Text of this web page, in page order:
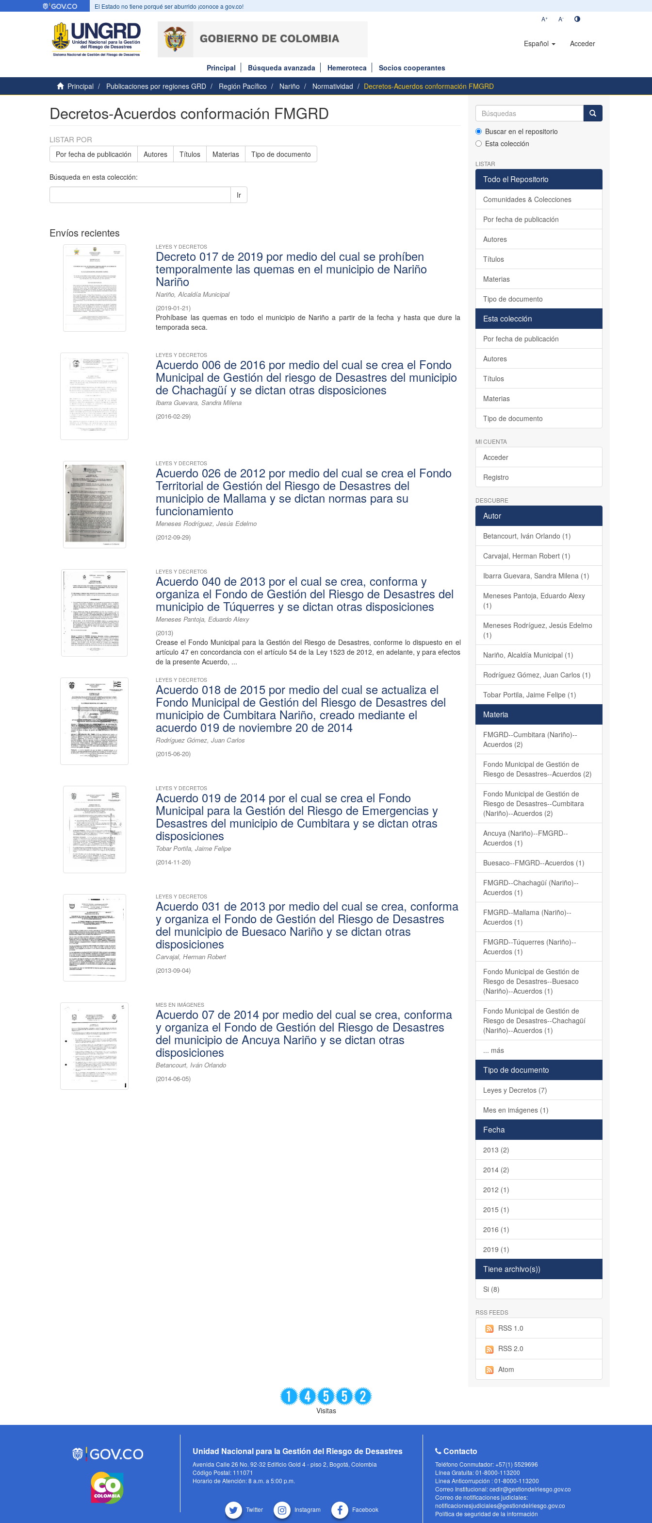
El Estado no tiene porqué ser aburrido ¡conoce a gov.co!
A+ A-
Español Acceder
Principal Búsqueda avanzada Hemeroteca
Socios cooperantes
Principal
Publicaciones por regiones GRD Región Pacífico Nariño Normatividad Decretos-Acuerdos conformación FMGRD
Decretos-Acuerdos conformación FMGRD
LISTAR POR
Por fecha de publicación Autores Títulos Materias Tipo de documento
Búsqueda en esta colección:
Ir
Envíos recientes
LEYES Y DECRETOS
Decreto 017 de 2019 por medio del cual se prohíben
temporalmente las quemas en el municipio de Nariño
Nariño
Nariño, Alcaldía Municipal
(2019-01-21)
Prohíbase las quemas en todo el municipio de Nariño a partir de la fecha y hasta que dure la
temporada seca.
LEYES Y DECRETOS
Acuerdo 006 de 2016 por medio del cual se crea el Fondo
Municipal de Gestión del riesgo de Desastres del municipio
de Chachagüí y se dictan otras disposiciones
Ibarra Guevara, Sandra Milena
(2016-02-29)
LEYES Y DECRETOS
Acuerdo 026 de 2012 por medio del cual se crea el Fondo
Territorial de Gestión del Riesgo de Desastres del
municipio de Mallama y se dictan normas para su
funcionamiento
Meneses Rodríguez, Jesús Edelmo
(2012-09-29)
LEYES Y DECRETOS
Acuerdo 040 de 2013 por el cual se crea, conforma y
organiza el Fondo de Gestión del Riesgo de Desastres del
municipio de Túquerres y se dictan otras disposiciones
Meneses Pantoja, Eduardo Alexy
(2013)
Crease el Fondo Municipal para la Gestión del Riesgo de Desastres, conforme lo dispuesto en el
artículo 47 en concordancia con el artículo 54 de la Ley 1523 de 2012, en adelante, y para efectos
de la presente Acuerdo, ...
LEYES Y DECRETOS
Acuerdo 018 de 2015 por medio del cual se actualiza el
Fondo Municipal de Gestión del Riesgo de Desastres del
municipio de Cumbitara Nariño, creado mediante el
acuerdo 019 de noviembre 20 de 2014
Rodríguez Gómez, Juan Carlos
(2015-06-20)
LEYES Y DECRETOS
Acuerdo 019 de 2014 por el cual se crea el Fondo
Municipal para la Gestión del Riesgo de Emergencias y
Desastres del municipio de Cumbitara y se dictan otras
disposiciones
Tobar Portila, Jaime Felipe
(2014-11-20)
LEYES Y DECRETOS
Acuerdo 031 de 2013 por medio del cual se crea, conforma
y organiza el Fondo de Gestión del Riesgo de Desastres
del municipio de Buesaco Nariño y se dictan otras
disposiciones
Carvajal, Herman Robert
(2013-09-04)
MES EN IMÁGENES
Acuerdo 07 de 2014 por medio del cual se crea, conforma
y organiza el Fondo de Gestión del Riesgo de Desastres
del municipio de Ancuya Nariño y se dictan otras
disposiciones
Betancourt, Iván Orlando
(2014-06-05)
Buscar en el repositorio
Esta colección
LISTAR
Todo el Repositorio
Comunidades & Colecciones
Por fecha de publicación
Autores
Títulos
Materias
Tipo de documento
Esta colección
Por fecha de publicación
Autores
Títulos
Materias
Tipo de documento
MI CUENTA
Acceder
Registro
DESCUBRE
Autor
Betancourt, Iván Orlando (1)
Carvajal, Herman Robert (1)
Ibarra Guevara, Sandra Milena (1)
Meneses Pantoja, Eduardo Alexy
(1)
Meneses Rodríguez, Jesús Edelmo
(1)
Nariño, Alcaldía Municipal (1)
Rodríguez Gómez, Juan Carlos (1)
Tobar Portila, Jaime Felipe (1)
Materia
FMGRD--Cumbitara (Nariño)--
Acuerdos (2)
Fondo Municipal de Gestión de
Riesgo de Desastres--Acuerdos (2)
Fondo Municipal de Gestión de
Riesgo de Desastres--Cumbitara
(Nariño)--Acuerdos (2)
Ancuya (Nariño)--FMGRD--
Acuerdos (1)
Buesaco--FMGRD--Acuerdos (1)
FMGRD--Chachagüí (Nariño)--
Acuerdos (1)
FMGRD--Mallama (Nariño)--
Acuerdos (1)
FMGRD--Túquerres (Nariño)--
Acuerdos (1)
Fondo Municipal de Gestión de
Riesgo de Desastres--Buesaco
(Nariño)--Acuerdos (1)
Fondo Municipal de Gestión de
Riesgo de Desastres--Chachagüí
(Nariño)--Acuerdos (1)
... más
Tipo de documento
Leyes y Decretos (7)
Mes en imágenes (1)
Fecha
2013 (2)
2014 (2)
2012 (1)
2015 (1)
2016 (1)
2019 (1)
Tiene archivo(s))
Si (8)
RSS FEEDS
RSS 1.0
RSS 2.0
Atom
Visitas
Unidad Nacional para la Gestión del Riesgo de Desastres
Avenida Calle 26 No. 92-32 Edificio Gold 4 - piso 2, Bogotá, Colombia
Código Postal: 111071
Horario de Atención: 8 a.m. a 5:00 p.m.
Twitter Instagram Facebook
Contacto
Teléfono Conmutador: +57(1) 5529696
Línea Gratuita: 01-8000-113200
Linea Anticorrupción : 01-8000-113200
Correo Institucional: cedir@gestiondelriesgo.gov.co
Correo de notificaciones judiciales:
notificacionesjudiciales@gestiondelriesgo.gov.co
Política de seguridad de la información